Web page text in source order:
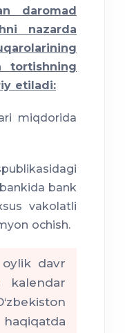
daromad
nazarda
tortishning
etiladi:
miqdorida
bank
vakolatli
ochish.
davr
kalendar